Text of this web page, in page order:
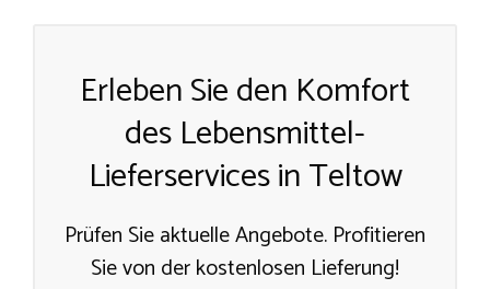
Erleben Sie den Komfort
des Lebensmittel-
Lieferservices in Teltow
Prüfen Sie aktuelle Angebote. Profitieren
Sie von der kostenlosen Lieferung!